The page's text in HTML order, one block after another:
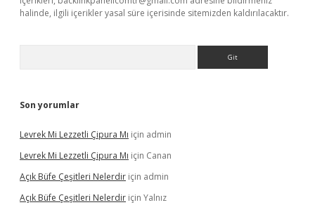
halinde, ilgili içerikler yasal süre içerisinde sitemizden kaldırılacaktır.
Son yorumlar
Levrek Mi Lezzetli Çipura Mı için admin
Levrek Mi Lezzetli Çipura Mı için Canan
Açık Büfe Çeşitleri Nelerdir için admin
Açık Büfe Çeşitleri Nelerdir için Yalnız